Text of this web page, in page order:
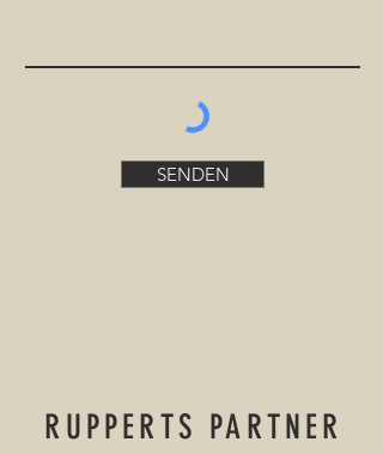
SENDEN
RUPPERTS PARTNER